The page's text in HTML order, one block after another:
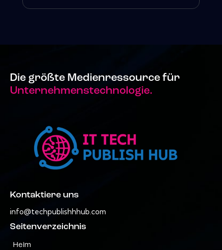
Die größte Medienressource für
Unternehmenstechnologie.
Kontaktiere uns
info@techpublishhhub.com
Seitenverzeichnis
Heim